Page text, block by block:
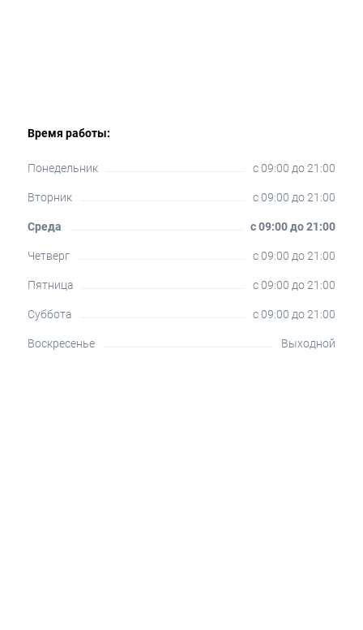
Время работы:
Понедельник c 09:00 до 21:00
Вторник c 09:00 до 21:00
Среда c 09:00 до 21:00
Четверг c 09:00 до 21:00
Пятница c 09:00 до 21:00
Суббота c 09:00 до 21:00
Воскресенье Выходной